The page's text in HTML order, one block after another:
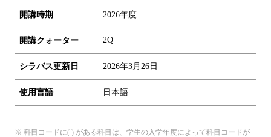
開講時期 2026年度
開講クォーター 2Q
シラバス更新日 2026年3月26日
使用言語 日本語
※ 科目コードに( ) がある科目は、学生の入学年度によって科目コードが